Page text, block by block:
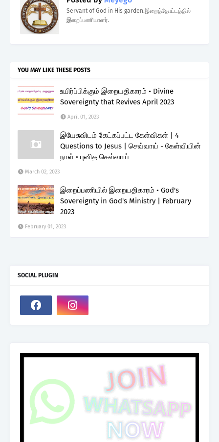
Servant of God in His garden.இறைத்தோட்டத்தில்
இறைப்பணியாளர்.
YOU MAY LIKE THESE POSTS
உயிர்ப்பிக்கும் இறையதிகாரம் • Divine
Sovereignty that Revives April 2023
April 01, 2023
இயேசுவிடம் கேட்கப்பட்ட கேள்விகள் | 4
Questions to Jesus | செவ்வாய் - கேள்வியின்
நாள் • புனித செவ்வாய்
March 02, 2023
இறைப்பணியில் இறையதிகாரம் • God's
Sovereignty in God's Ministry | February
2023
February 01, 2023
SOCIAL PLUGIN